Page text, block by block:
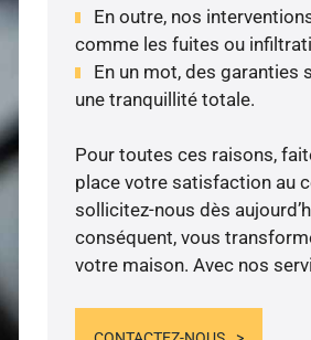
En outre, nos
comme les fuites ou
En un mot, des garanties
une tranquillité totale.
Pour toutes ces raisons,
place votre satisfaction au
sollicitez-nous dès
conséquent, vous
votre maison. Avec nos